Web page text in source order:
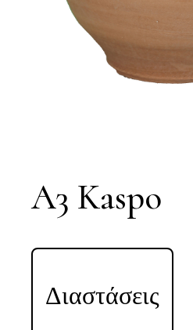
A3 Kaspo
Διαστάσεις